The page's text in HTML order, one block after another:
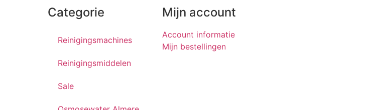
Categorie
Reinigingsmachines
Reinigingsmiddelen
Sale
Mijn account
Account informatie
Mijn bestellingen